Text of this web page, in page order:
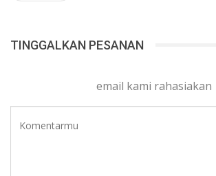
TINGGALKAN PESANAN
email kami rahasiakan